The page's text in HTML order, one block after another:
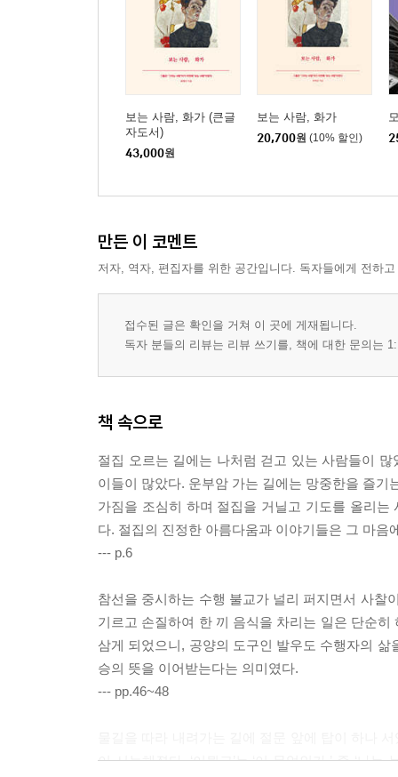
보는 사람, 화가 (큰글
자도서)
43,000원
보는 사람, 화가
20,700원 (10% 할인)
만든 이 코멘트
저자, 역자, 편집자를 위한 공간입니다. 독자들에게 전하
접수된 글은 확인을 거쳐 이 곳에 게재됩니다.
독자 분들의 리뷰는 리뷰 쓰기를, 책에 대한 문의는
책 속으로
절집 오르는 길에는 나처럼 걷고 있는 사람들이
이들이 많았다. 운부암 가는 길에는 망중한을 즐
가짐을 조심히 하며 절집을 거닐고 기도를 올리
다. 절집의 진정한 아름다움과 이야기들은 그 마음
--- p.6
참선을 중시하는 수행 불교가 널리 퍼지면서 사찰
기르고 손질하여 한 끼 음식을 차리는 일은 단순
삼게 되었으니, 공양의 도구인 발우도 수행자의
승의 뜻을 이어받는다는 의미였다.
--- pp.46~48
이 서늘해졌다. ‘이뭣고’는 ‘이 무엇인가.’ 즉 ‘나